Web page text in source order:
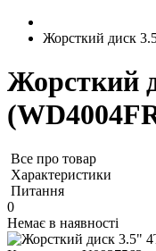
Жорсткий диск
Жорсткий
Все про товар
Характеристики
Питання
0
Немає в наявності